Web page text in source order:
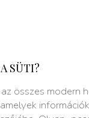
SÜTI?
összes modern